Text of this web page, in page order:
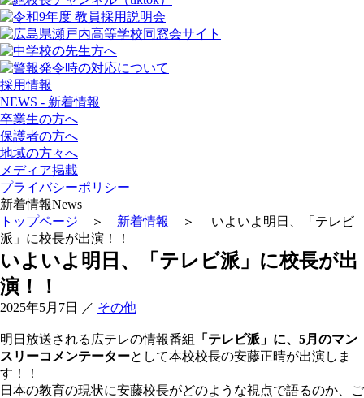
採用情報
NEWS - 新着情報
卒業生の方へ
保護者の方へ
地域の方々へ
メディア掲載
プライバシーポリシー
新着情報News
トップページ ＞ 新着情報
＞ いよいよ明日、「テレビ
派」に校長が出演！！
いよいよ明日、「テレビ派」に校長が出
演！！
2025年5月7日 ／ その他
明日放送される広テレの情報番組
「テレビ派」に、5月のマン
スリーコメンテーターとして本校校長の安藤正晴が出演しま
す！！
日本の教育の現状に安藤校長がどのような視点で語るのか、ご